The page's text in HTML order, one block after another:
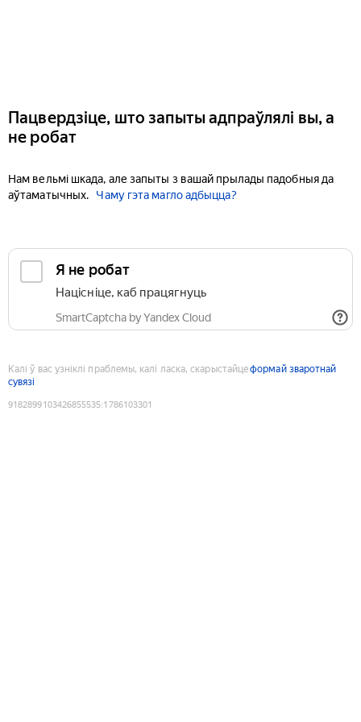
Пацвердзіце, што запыты адпраўлялі вы, а
не робат
Нам вельмі шкада, але запыты з вашай прылады падобныя да
аўтаматычных.
Чаму гэта магло адбыцца?
Я не робат
Націсніце, каб працягнуць
SmartCaptcha by Yandex Cloud
Калі ў вас узніклі праблемы, калі ласка, скарыстайцеформай зваротнай
сувязі
9182899103426855535:1786103301